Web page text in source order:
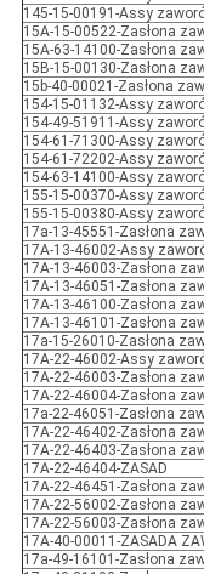
145-15-00191-Assy
15A-15-00522-Zasłona
15A-63-14100-Zasłona
15B-15-00130-Zasłona
15b-40-00021-Zasłona
154-15-01132-Assy
154-49-51911-Assy
154-61-71300-Assy
154-61-72202-Assy
154-63-14100-Assy
155-15-00370-Assy
155-15-00380-Assy
17a-13-45551-Zasłona
17A-13-46002-Assy
17A-13-46003-Zasłona
17A-13-46051-Zasłona
17A-13-46100-Zasłona
17A-13-46101-Zasłona
17a-15-26010-Zasłona
17A-22-46002-Assy
17A-22-46003-Zasłona
17A-22-46004-Zasłona
17a-22-46051-Zasłona
17A-22-46402-Zasłona
17A-22-46403-Zasłona
17A-22-46404-ZASAD
17A-22-46451-Zasłona
17A-22-56002-Zasłona
17A-22-56003-Zasłona
17A-40-00011-ZASADA
17a-49-16101-Zasłona